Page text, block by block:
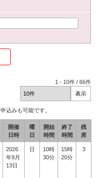
1 - 10件 /66件
込みも可能です。
開催
日時
曜
日
開始
時間
終了
時間
残
席
2026
年9月
13日
日
10時
30分
15時
20分
3